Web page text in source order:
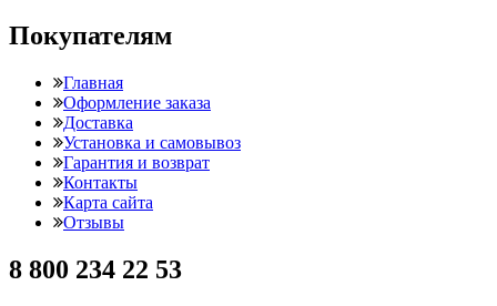
Покупателям
Главная
Оформление заказа
Доставка
Установка и самовывоз
Гарантия и возврат
Контакты
Карта сайта
Отзывы
8 800 234 22 53